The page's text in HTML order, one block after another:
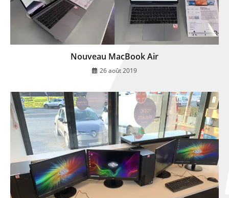
Nouveau MacBook Air
26 août 2019